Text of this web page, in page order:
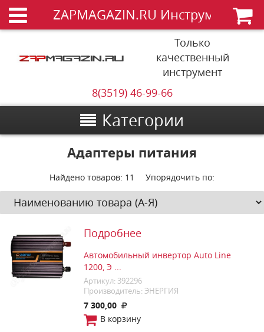
ZAPMAGAZIN.RU Инструменты
Только
качественный
инструмент
8(3519) 46-99-66
Категории
Адаптеры питания
Найдено товаров: 11 Упорядочить по:
Подробнее
Автомобильный инвертор Auto Line
1200, Э ...
Артикул: 392296
Производитель: ЭНЕРГИЯ
7 300,00
В корзину